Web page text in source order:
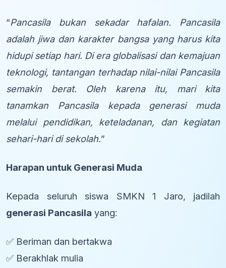
“Pancasila bukan sekadar hafalan. Pancasila
adalah jiwa dan karakter bangsa yang harus kita
hidupi setiap hari. Di era globalisasi dan kemajuan
teknologi, tantangan terhadap nilai-nilai Pancasila
semakin berat. Oleh karena itu, mari kita
tanamkan Pancasila kepada generasi muda
melalui pendidikan, keteladanan, dan kegiatan
sehari-hari di sekolah.”
Harapan untuk Generasi Muda
Kepada seluruh siswa SMKN 1 Jaro, jadilah
generasi Pancasila yang:
✅ Beriman dan bertakwa
✅ Berakhlak mulia